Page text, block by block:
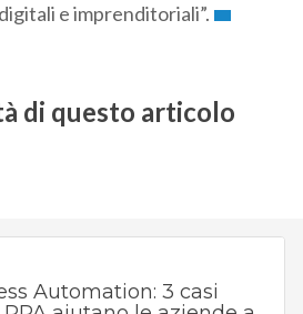
e imprenditoriali”.
di questo articolo
Automation: 3 casi